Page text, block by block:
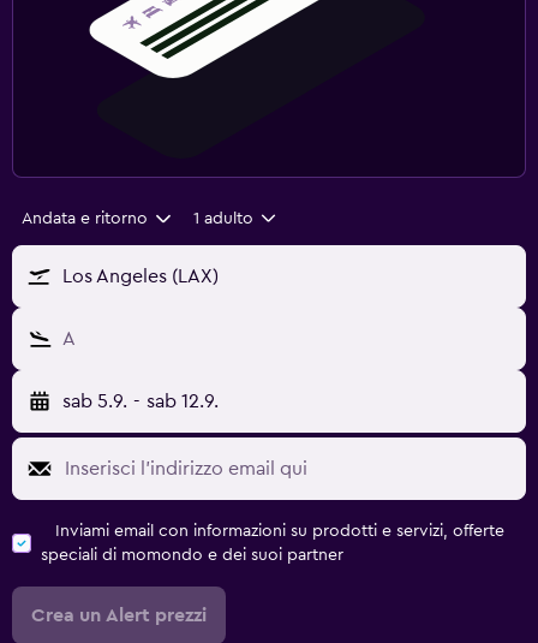
Andata e ritorno 1 adulto
Los Angeles (LAX)
A
sab 5.9. - sab 12.9.
Inviami email con informazioni su prodotti e servizi, offerte
speciali di momondo e dei suoi partner
Crea un Alert prezzi